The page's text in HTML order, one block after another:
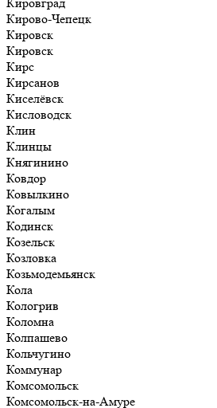
Кирово-Чепецк
Кировск
Кировск
Кирс
Кирсанов
Киселёвск
Кисловодск
Клин
Клинцы
Княгинино
Ковдор
Ковылкино
Когалым
Кодинск
Козельск
Козловка
Козьмодемьянск
Кола
Кологрив
Коломна
Колпашево
Кольчугино
Коммунар
Комсомольск
Комсомольск-на-Амуре